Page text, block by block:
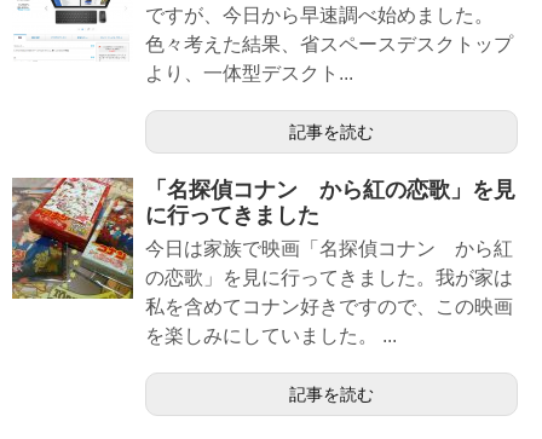
ですが、今日から早速調べ始めました。
色々考えた結果、省スペースデスクトップ
より、一体型デスクト...
記事を読む
「名探偵コナン から紅の恋歌」を見
に行ってきました
今日は家族で映画「名探偵コナン から紅
の恋歌」を見に行ってきました。我が家は
私を含めてコナン好きですので、この映画
を楽しみにしていました。 ...
記事を読む